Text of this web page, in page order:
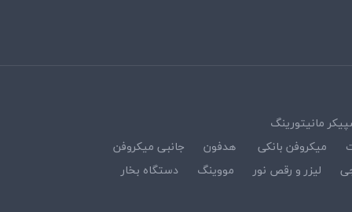
مانیتورینگ
میکروفن بانکی هدفون
جانبی میکروفن
لیزر و رقص نور مووینگ
دستگاه بخار